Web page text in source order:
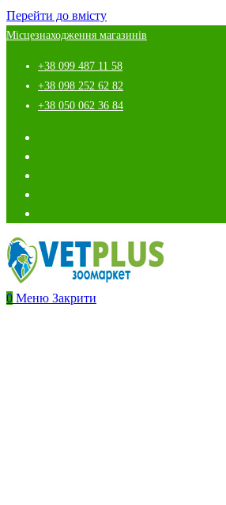
Перейти до вмісту
Місцезнаходження магазинів
+38 099 487 11 58
+38 098 252 62 82
+38 050 062 36 84
0 Меню Закрити